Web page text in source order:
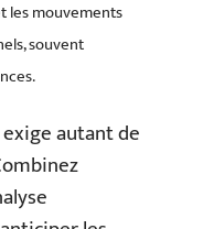
les mouvements
souvent
autant de